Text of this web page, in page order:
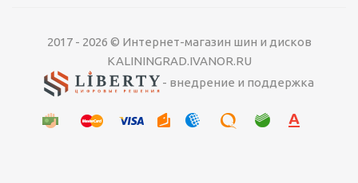
2017 - 2026 © Интернет-магазин шин и дисков
KALININGRAD.IVANOR.RU
- внедрение и поддержка